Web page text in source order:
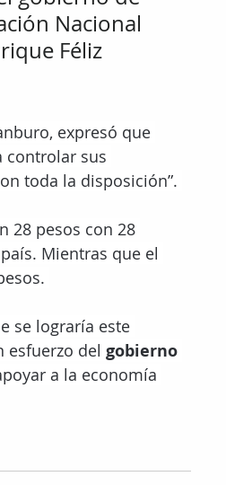
Nacional
Féliz
expresó que
controlar sus
toda la disposición”.
28 pesos con 28
Mientras que el
se lograría este
esfuerzo del gobierno
a la economía